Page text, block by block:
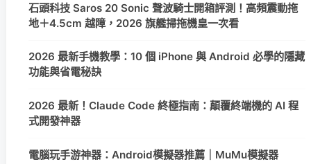
石頭科技 Saros 20 Sonic 聲波騎士開箱評測！高頻震動拖
地＋4.5cm 越障，2026 旗艦掃拖機皇一次看
2026 最新手機教學：10 個 iPhone 與 Android 必學的隱藏
功能與省電秘訣
2026 最新！Claude Code 終極指南：顛覆終端機的 AI 程
式開發神器
電腦玩手游神器：Android模擬器推薦｜MuMu模擬器